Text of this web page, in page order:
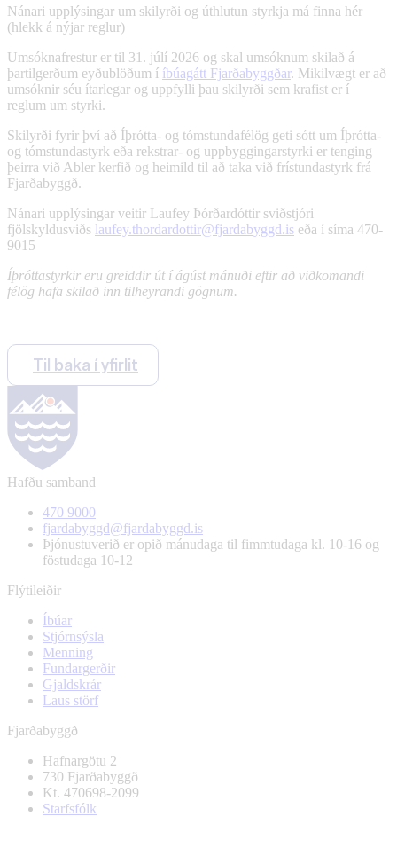
Nánari upplýsingar um skilyrði og úthlutun styrkja má finna hér
(hlekk á nýjar reglur)
Umsóknafrestur er til 31. júlí 2026 og skal umsóknum skilað á
þartilgerðum eyðublöðum í íbúagátt Fjarðabyggðar. Mikilvægt er að
umsóknir séu ítarlegar og uppfylli þau skilyrði sem krafist er í
reglum um styrki.
Skilyrði fyrir því að Íþrótta- og tómstundafélög geti sótt um Íþrótta-
og tómstundastyrk eða rekstrar- og uppbyggingarstyrki er tenging
þeirra við Abler kerfið og heimild til að taka við frístundastyrk frá
Fjarðabyggð.
Nánari upplýsingar veitir Laufey Þórðardóttir sviðstjóri
fjölskyldusviðs laufey.thordardottir@fjardabyggd.is eða í síma 470-
9015
Íþróttastyrkir eru greiddir út í ágúst mánuði eftir að viðkomandi
félög hafa skilað inn tilheyrandi gögnum.
Til baka í yfirlit
Hafðu samband
470 9000
fjardabyggd@fjardabyggd.is
Þjónustuverið er opið mánudaga til fimmtudaga kl. 10-16 og
föstudaga 10-12
Flýtileiðir
Íbúar
Stjórnsýsla
Menning
Fundargerðir
Gjaldskrár
Laus störf
Fjarðabyggð
Hafnargötu 2
730 Fjarðabyggð
Kt. 470698-2099
Starfsfólk